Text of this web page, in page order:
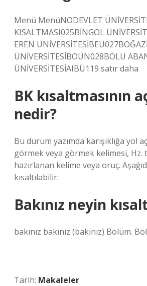
Menü MenüNODEVLET
KISALTMASI025BİNGÖL
EREN
ÜNİVERSİTESİBOÜN028BOLU
ÜNİVERSİTESİAIBÜ119 satır daha
BK kısaltmasının
nedir?
Bu durum yazımda karışıklığa yol
görmek veya görmek kelimesi, Hz.
hazırlanan kelime veya oruç.
kısaltılabilir:
Bakınız neyin
bakınız bakınız (bakınız) Bölüm.
Tarih: Makaleler